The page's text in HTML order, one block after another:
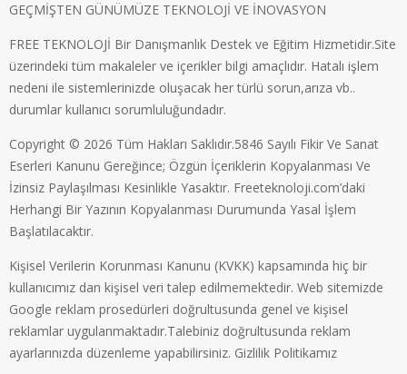
GEÇMİŞTEN GÜNÜMÜZE TEKNOLOJİ VE İNOVASYON
FREE TEKNOLOJİ Bir Danışmanlık Destek ve Eğitim Hizmetidir.Site
üzerindeki tüm makaleler ve içerikler bilgi amaçlıdır. Hatalı işlem
nedeni ile sistemlerinizde oluşacak her türlü sorun,arıza vb..
durumlar kullanıcı sorumluluğundadır.
Copyright © 2026 Tüm Hakları Saklıdır.5846 Sayılı Fikir Ve Sanat
Eserleri Kanunu Gereğince; Özgün İçeriklerin Kopyalanması Ve
İzinsiz Paylaşılması Kesinlikle Yasaktır. Freeteknoloji.com’daki
Herhangi Bir Yazının Kopyalanması Durumunda Yasal İşlem
Başlatılacaktır.
Kişisel Verilerin Korunması Kanunu (KVKK) kapsamında hiç bir
kullanıcımız dan kişisel veri talep edilmemektedir. Web sitemizde
Google reklam prosedürleri doğrultusunda genel ve kişisel
reklamlar uygulanmaktadır.Talebiniz doğrultusunda reklam
ayarlarınızda düzenleme yapabilirsiniz. Gizlilik Politikamız